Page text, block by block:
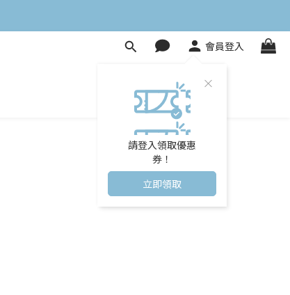
會員登入
請登入領取優惠
券！
立即領取